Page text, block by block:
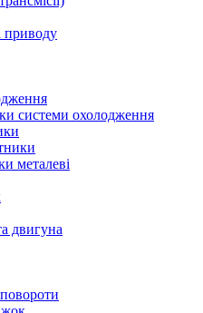
приводу
системи охолодження
металеві
двигуна